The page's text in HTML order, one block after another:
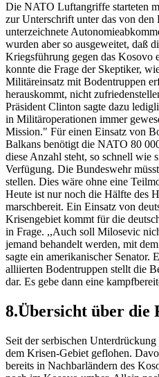
Die NATO Luftangriffe starteten
zur Unterschrift unter das von
unterzeichnete
wurden aber so ausgeweitet, daß
Kriegsführung gegen das Kosovo
konnte die Frage der Skeptiker,
Militäreinsatz mit Bodentruppen
herauskommt, nicht
Präsident Clinton sagte dazu
in Militäroperationen immer
Mission." Für einen Einsatz von
Balkans benötigt die NATO 80
diese Anzahl steht, so schnell wie
Verfügung. Die Bundeswehr
stellen. Dies wäre ohne eine
Heute ist nur noch die Hälfte des
marschbereit. Ein Einsatz von
Krisengebiet kommt für die
in Frage. ,,Auch soll Milosevic
jemand behandelt werden, mit
sagte ein amerikanischer Senator.
alliierten Bodentruppen stellt die
dar. Es gebe dann eine
8.Übersicht über die
Seit der serbischen
dem Krisen-Gebiet geflohen.
bereits in Nachbarländern des